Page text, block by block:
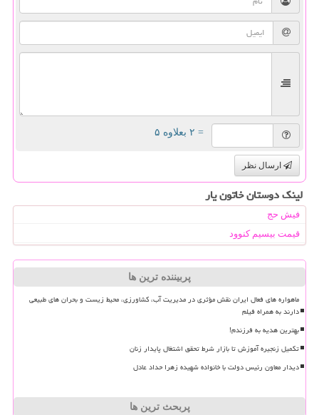
= ۲ بعلاوه ۵
ارسال نظر
لینک دوستان خاتون یار
فیش حج
قیمت بیسیم کنوود
پربیننده ترین ها
ماهواره های فعال ایران نقش مؤثری در مدیریت آب، کشاورزی، محیط زیست و بحران های طبیعی
دارند به همراه فیلم
بهترین هدیه به فرزندم!
تکمیل زنجیره آموزش تا بازار شرط تحقق اشتغال پایدار زنان
دیدار معاون رئیس دولت با خانواده شهیده زهرا حداد عادل
پربحث ترین ها